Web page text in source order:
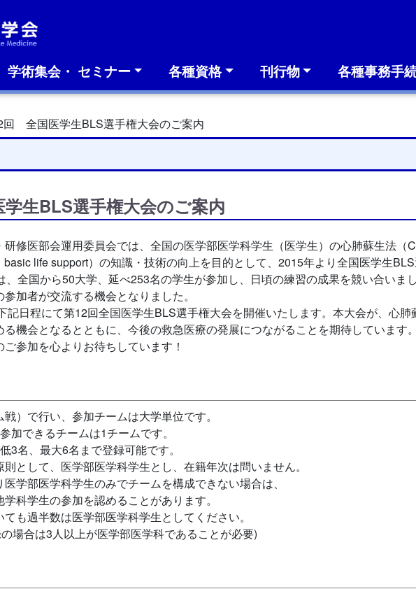
学術集会・ セミナー 各種資格 刊行物 各種事務手
回 全国医学生BLS選手権大会のご案内
生BLS選手権大会のご案内
修医部会運用委員会では、全国の医学部医学科学生（医学生）の心肺蘇生法（
life support）の知識・技術の向上を目的として、2015年より全国医学生
、全国から50大学、延べ253名の学生が参加し、日頃の練習の成果を競い合いま
加者が交流する機会となりました。
日程にて第12回全国医学生BLS選手権大会を開催いたします。本大会が、心
る機会となるとともに、今後の救急医療の発展につながることを期待しています
参加を心よりお待ちしています！
）で行い、参加チームは大学単位です。
加できるチームは1チームです。
3名、最大6名まで登録可能です。
として、医学部医学科学生とし、在籍年次は問いません。
学部医学科学生のみでチームを構成できない場合は、
科学生の参加を認めることがあります。
も過半数は医学部医学科学生としてください。
場合は3人以上が医学部医学科であることが必要)